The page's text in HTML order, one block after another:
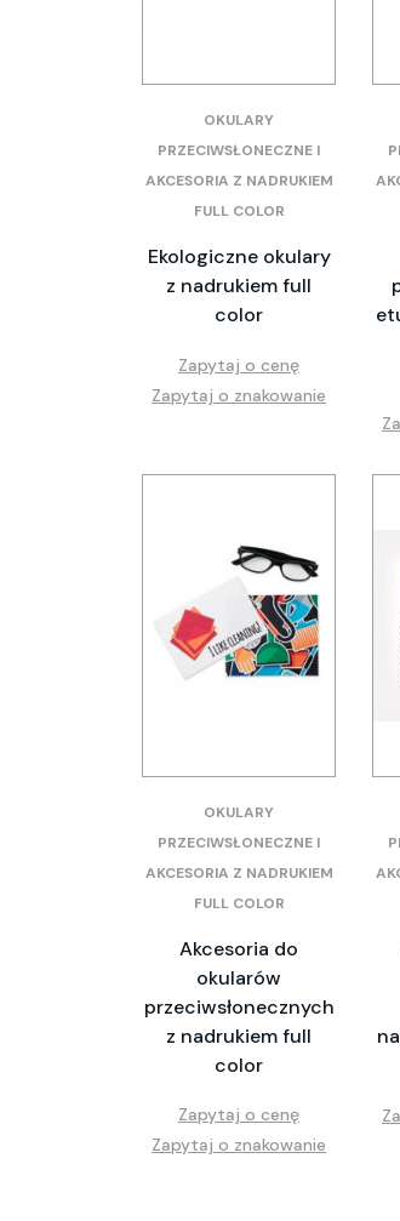
OKULARY
PRZECIWSŁONECZNE I
AKCESORIA Z NADRUKIEM
FULL COLOR
Ekologiczne okulary
z nadrukiem full
color
Zapytaj o cenę
Zapytaj o znakowanie
OKULARY
PRZECIWSŁONECZNE I
AKCESORIA Z NADRUKIEM
FULL COLOR
Akcesoria do
okularów
przeciwsłonecznych
z nadrukiem full
color
Zapytaj o cenę
Zapytaj o znakowanie